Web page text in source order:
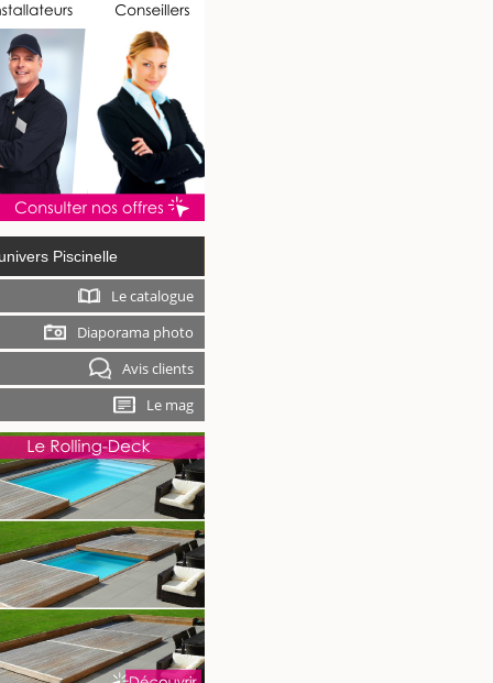
Piscinelle
Le catalogue
Diaporama photo
Avis clients
Le mag